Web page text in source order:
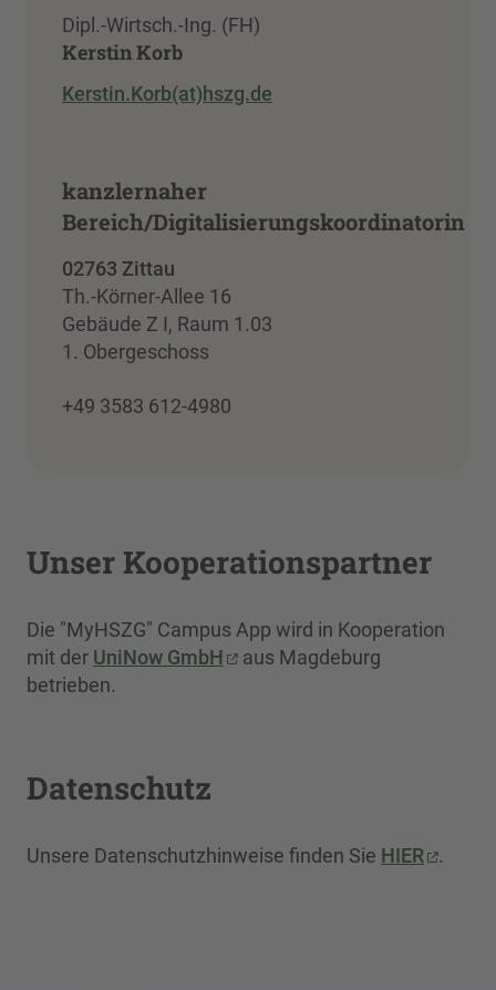
Dipl.-Wirtsch.-Ing. (FH)
Kerstin Korb
Kerstin.Korb(at)hszg.de
kanzlernaher
Bereich/Digitalisierungskoordinatorin
02763 Zittau
Th.-Körner-Allee 16
Gebäude Z I, Raum 1.03
1. Obergeschoss
+49 3583 612-4980
Unser Kooperationspartner
Die "MyHSZG" Campus App wird in Kooperation
mit der UniNow GmbH
aus Magdeburg
betrieben.
Datenschutz
Unsere Datenschutzhinweise finden Sie HIER .